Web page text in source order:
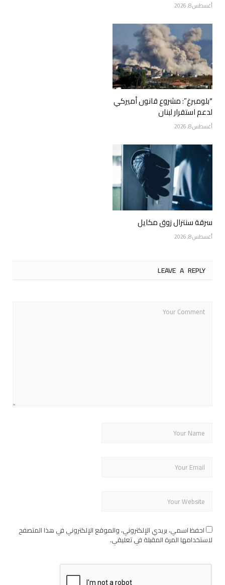
أغسطس 8, 2026
“بلومبرغ”: مشروع قانون أميركي
لدعم استقرار لبنان
أغسطس 8, 2026
سرقة سنترال زوق مكايل
أغسطس 8, 2026
LEAVE A REPLY
احفظ اسمي، بريدي الإلكتروني، والموقع الإلكتروني في هذا المتصفح
لاستخدامها المرة المقبلة في تعليقي.